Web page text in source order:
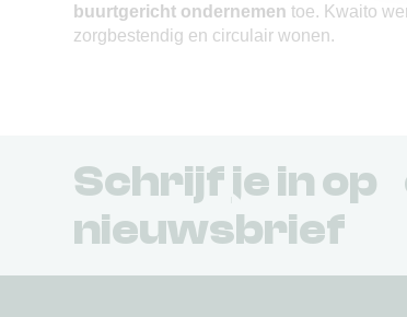
buurtgericht ondernemen toe. Kwaito
zorgbestendig en circulair wonen.
Schrijf je in op
nieuwsbrief